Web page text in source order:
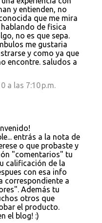
y entienden, no
que me mira
de fisica
no es que sepa.
me gustaria
y como ya que
encontre. saludos a
a las 7:10 p.m.
entrás a la nota de
o que probaste y
"comentarios" tu
calificación de la
con esa info
correspondiente a
Además tu
otros que
el producto.
el blog! :)